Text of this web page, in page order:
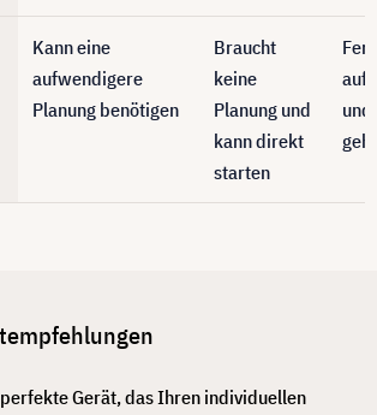
Kann eine
aufwendigere
Planung benötigen
Braucht
keine
Planung und
kann direkt
starten
und
Gerät, das Ihren individuellen